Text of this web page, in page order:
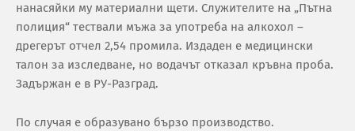
нанасяйки му материални щети. Служителите на „Пътна
полиция“ тествали мъжа за употреба на алкохол –
дрегерът отчел 2,54 промила. Издаден е медицински
талон за изследване, но водачът отказал кръвна проба.
Задържан е в РУ-Разград.
По случая е образувано бързо производство.